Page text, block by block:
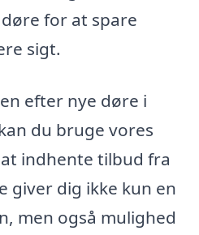
for at spare
sigt.
efter nye døre i
du bruge vores
indhente tilbud fra
giver dig ikke kun en
men også mulighed